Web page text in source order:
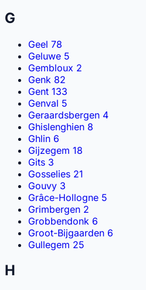
G
Geel 78
Geluwe 5
Gembloux 2
Genk 82
Gent 133
Genval 5
Geraardsbergen 4
Ghislenghien 8
Ghlin 6
Gijzegem 18
Gits 3
Gosselies 21
Gouvy 3
Grâce-Hollogne 5
Grimbergen 2
Grobbendonk 6
Groot-Bijgaarden 6
Gullegem 25
H